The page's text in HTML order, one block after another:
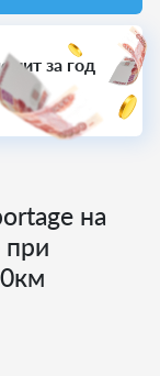
за год
на
при